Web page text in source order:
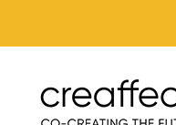
Inhalt